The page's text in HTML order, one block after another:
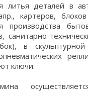
литья деталей в
картеров,
санитарно-
в
ключи.